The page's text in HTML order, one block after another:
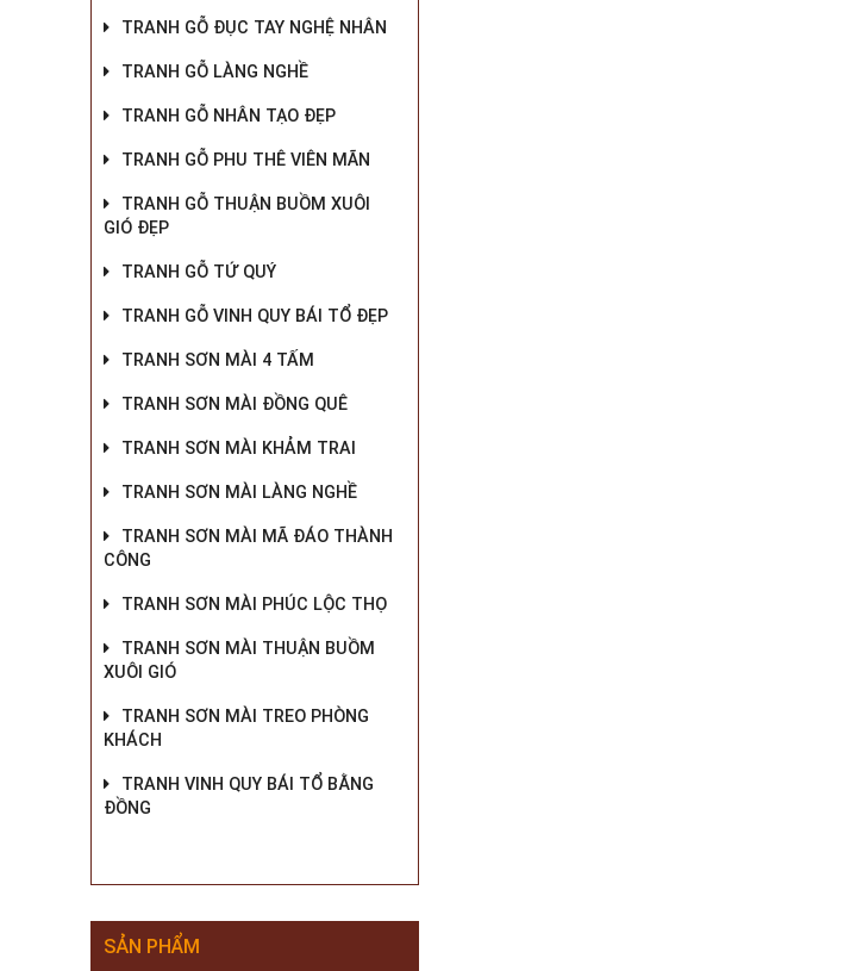
TRANH GỖ ĐỤC TAY NGHỆ NHÂN
TRANH GỖ LÀNG NGHỀ
TRANH GỖ NHÂN TẠO ĐẸP
TRANH GỖ PHU THÊ VIÊN MÃN
TRANH GỖ THUẬN BUỒM XUÔI
GIÓ ĐẸP
TRANH GỖ TỨ QUÝ
TRANH GỖ VINH QUY BÁI TỔ ĐẸP
TRANH SƠN MÀI 4 TẤM
TRANH SƠN MÀI ĐỒNG QUÊ
TRANH SƠN MÀI KHẢM TRAI
TRANH SƠN MÀI LÀNG NGHỀ
TRANH SƠN MÀI MÃ ĐÁO THÀNH
CÔNG
TRANH SƠN MÀI PHÚC LỘC THỌ
TRANH SƠN MÀI THUẬN BUỒM
XUÔI GIÓ
TRANH SƠN MÀI TREO PHÒNG
KHÁCH
TRANH VINH QUY BÁI TỔ BẰNG
ĐỒNG
SẢN PHẨM